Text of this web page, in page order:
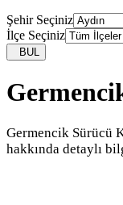
Şehir Seçiniz
İlçe Seçiniz
BUL
Germencik Sürücü
hakkında detaylı